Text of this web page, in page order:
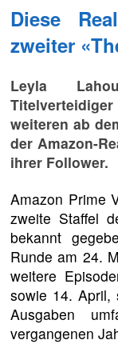
Diese
zweiter
Leyla
weiteren ab
der Amazon-
ihrer Follower.
Amazon Prime
zweite Staffel
bekannt
Runde am 24.
weitere
sowie 14. April,
Ausgaben
vergangenen